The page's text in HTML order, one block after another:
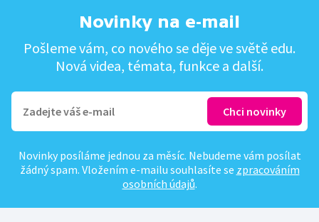
Novinky na e-mail
Pošleme vám, co nového se děje ve světě edu.
Nová videa, témata, funkce a další.
Novinky posíláme jednou za měsíc. Nebudeme vám posílat
žádný spam. Vložením e-mailu souhlasíte se zpracováním
osobních údajů.